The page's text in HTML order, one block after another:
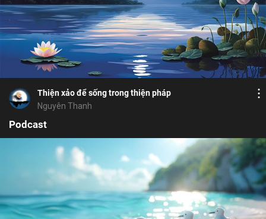
tránh né đạo đức làm người 5 giới
16 6
Thiện xảo để sống trong thiện pháp
Nguyên Thanh
Bỏ chọn
Bình luận
Lưu
Chia sẻ
Podcast
Bỏ chọn
Cảm hứng